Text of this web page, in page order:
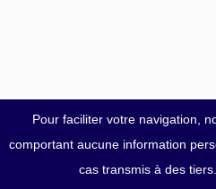
Pour faciliter votre navigation,
comportant aucune information
cas transmis à des tiers.